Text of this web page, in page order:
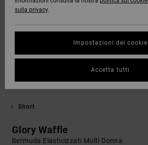
Short
Glory Waffle
Bermuda Elasticizzati Multi Donna
sulla privacy.
Impostazioni dei cookie
Accetta tutti